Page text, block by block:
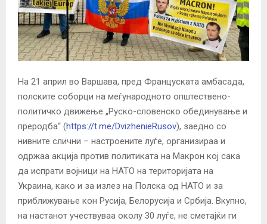
На 21 април во Варшава, пред Француската амбасада,
полските соборци на меѓународното општествено-
политичко движење „Руско-словенско обединување и
преродба“ (https://t.me/DvizhenieRusov), заедно со
нивните слични – настроените луѓе, организираа и
одржаа акција против политиката на Макрон кој сака
да испрати војници на НАТО на територијата на
Украина, како и за излез на Полска од НАТО и за
приближување кон Русија, Белорусија и Србија. Вкупно,
на настанот учествуваа околу 30 луѓе, не сметајќи ги